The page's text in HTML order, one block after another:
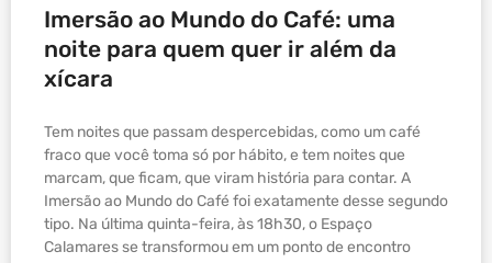
Imersão ao Mundo do Café: uma
noite para quem quer ir além da
xícara
Tem noites que passam despercebidas, como um café
fraco que você toma só por hábito, e tem noites que
marcam, que ficam, que viram história para contar. A
Imersão ao Mundo do Café foi exatamente desse segundo
tipo. Na última quinta-feira, às 18h30, o Espaço
Calamares se transformou em um ponto de encontro